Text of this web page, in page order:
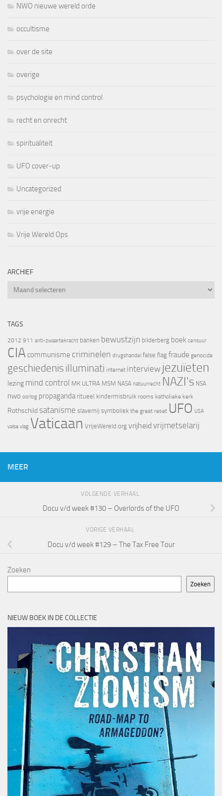
NWO nieuwe wereld orde
occultisme
over de site
overige
psychologie en mind control
recht en onrecht
spiritualiteit
UFO cover-up
Uncategorized
vrije energie
Vrije Wereld Ops
ARCHIEF
Archief
TAGS
2012 911 anti-zwaartekracht banken bewustzijn bilderberg boek censuur
CIA communisme criminelen drugshandel false flag fraude genocide
geschiedenis illuminati internet interview jezuïeten
lezing mind control MK ULTRA MSM NASA natuurrecht NAZI's NSA
nwo oorlog propaganda ritueel kindermisbruik rooms katholieke kerk
Rothschild satanisme slavernij symboliek the great reset UFO USA
valse vlag Vaticaan VrijeWereld.org vrijheid vrijmetselarij
MEER
VOLGENDE VERHAAL
Docu v/d week #130 – Overlords of the UFO
VORIGE VERHAAL
Docu v/d week #129 – The Tax Free Tour
Zoeken
Zoeken
NIEUW BOEK IN DE COLLECTIE